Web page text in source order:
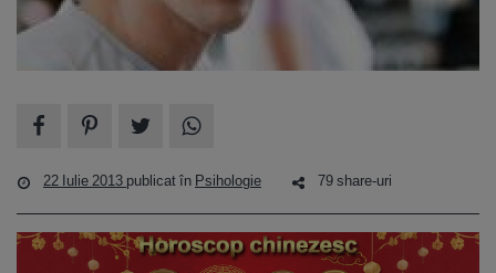
22 Iulie 2013 publicat în Psihologie 79 share-uri